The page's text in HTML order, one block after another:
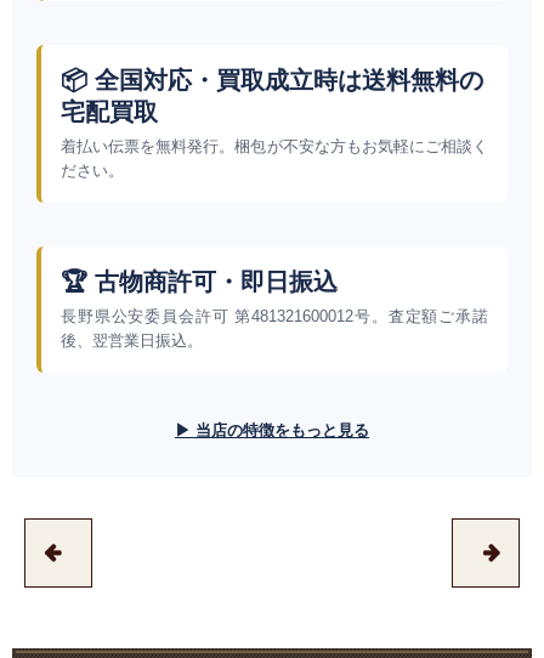
📦 全国対応・買取成立時は送料無料の
宅配買取
着払い伝票を無料発行。梱包が不安な方もお気軽にご相談く
ださい。
🏆 古物商許可・即日振込
長野県公安委員会許可 第481321600012号。査定額ご承諾
後、翌営業日振込。
▶ 当店の特徴をもっと見る